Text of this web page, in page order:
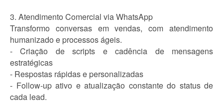
3. Atendimento Comercial via WhatsApp
Transformo conversas em vendas, com atendimento
humanizado e processos ágeis.
- Criação de scripts e cadência de mensagens
estratégicas
- Respostas rápidas e personalizadas
- Follow-up ativo e atualização constante do status de
cada lead.